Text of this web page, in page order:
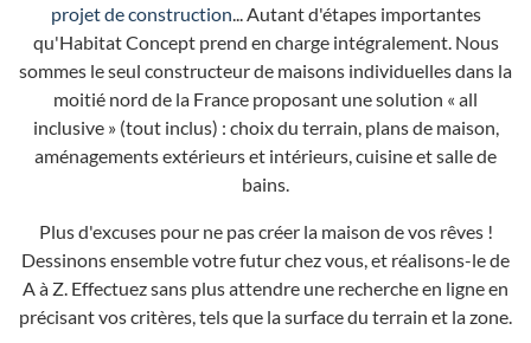
projet de construction... Autant d'étapes importantes
qu'Habitat Concept prend en charge intégralement. Nous
sommes le seul constructeur de maisons individuelles dans la
moitié nord de la France proposant une solution « all
inclusive » (tout inclus) : choix du terrain, plans de maison,
aménagements extérieurs et intérieurs, cuisine et salle de
bains.
Plus d'excuses pour ne pas créer la maison de vos rêves !
Dessinons ensemble votre futur chez vous, et réalisons-le de
A à Z. Effectuez sans plus attendre une recherche en ligne en
précisant vos critères, tels que la surface du terrain et la zone.